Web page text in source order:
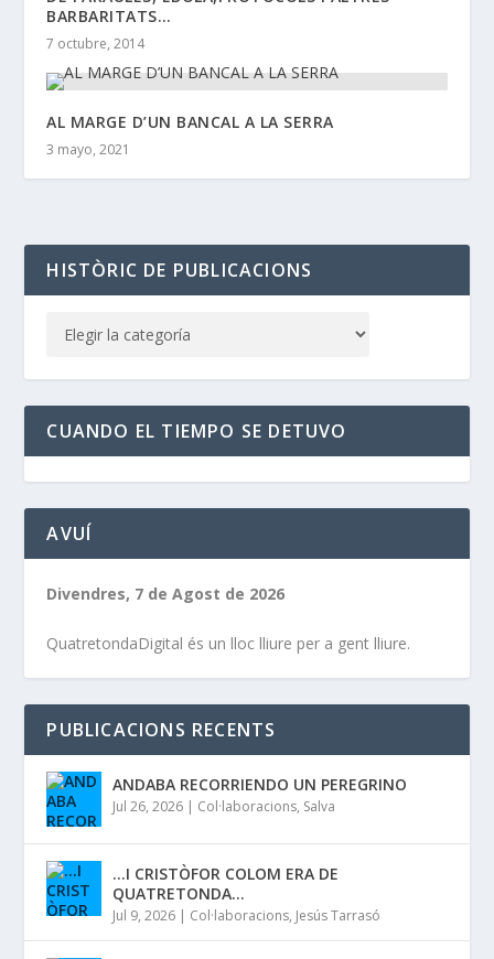
BARBARITATS…
7 octubre, 2014
AL MARGE D’UN BANCAL A LA SERRA
3 mayo, 2021
HISTÒRIC DE PUBLICACIONS
CUANDO EL TIEMPO SE DETUVO
AVUÍ
Divendres, 7 de Agost de 2026
QuatretondaDigital és un lloc lliure per a gent lliure.
PUBLICACIONS RECENTS
ANDABA RECORRIENDO UN PEREGRINO
Jul 26, 2026 | Col·laboracions, Salva
…I CRISTÒFOR COLOM ERA DE
QUATRETONDA…
Jul 9, 2026 | Col·laboracions, Jesús Tarrasó